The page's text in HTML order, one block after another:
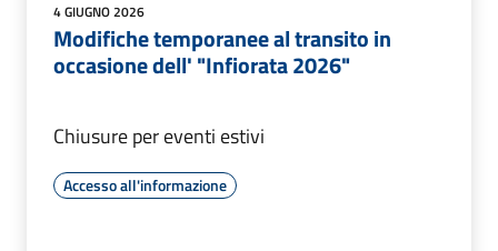
4 GIUGNO 2026
Modifiche temporanee al transito in
occasione dell' "Infiorata 2026"
Chiusure per eventi estivi
Accesso all'informazione